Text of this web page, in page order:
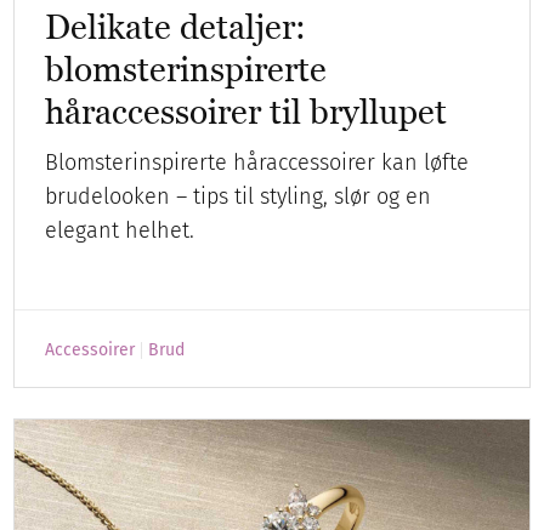
Delikate detaljer:
blomsterinspirerte
håraccessoirer til bryllupet
Blomsterinspirerte håraccessoirer kan løfte
brudelooken – tips til styling, slør og en
elegant helhet.
Accessoirer Brud